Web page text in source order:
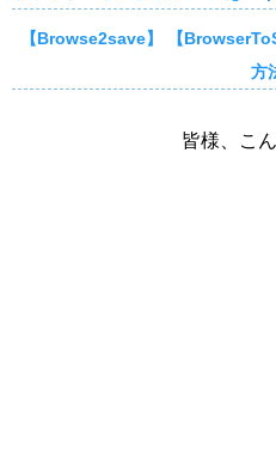
【Browse2save】 【
方
皆様、こ